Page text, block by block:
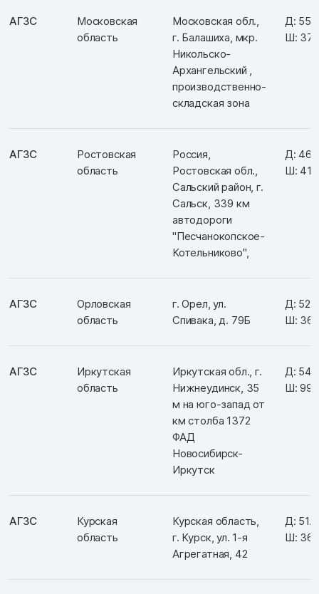
АГЗС
Московская
область
Московская обл.,
г. Балашиха, мкр.
Никольско-
Архангельский ,
производственно-
складская зона
Д:
Ш:
АГЗС
Ростовская
область
Россия,
Ростовская обл.,
Сальский район, г.
Сальск, 339 км
автодороги
"Песчанокопское-
Котельниково",
Д:
Ш:
АГЗС
Орловская
область
г. Орел, ул.
Спивака, д. 79Б
Д:
Ш:
АГЗС
Иркутская
область
Иркутская обл., г.
Нижнеудинск, 35
м на юго-запад от
км столба 1372
ФАД
Новосибирск-
Иркутск
Д:
Ш:
АГЗС
Курская
область
Курская область,
г. Курск, ул. 1-я
Агрегатная, 42
Д:
Ш: